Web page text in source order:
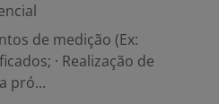
de medição (Ex:
· Realização de
pró...